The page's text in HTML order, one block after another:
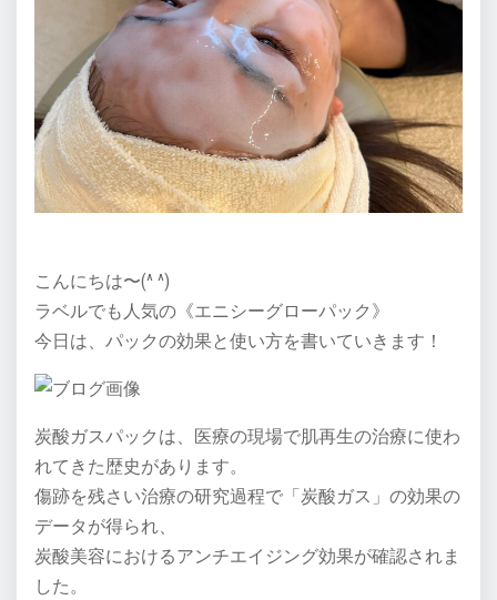
こんにちは〜(^ ^)
ラベルでも人気の《エニシーグローパック》
今日は、パックの効果と使い方を書いていきます！
炭酸ガスパックは、医療の現場で肌再生の治療に使わ
れてきた歴史があります。
傷跡を残さい治療の研究過程で「炭酸ガス」の効果の
データが得られ、
炭酸美容におけるアンチエイジング効果が確認されま
した。